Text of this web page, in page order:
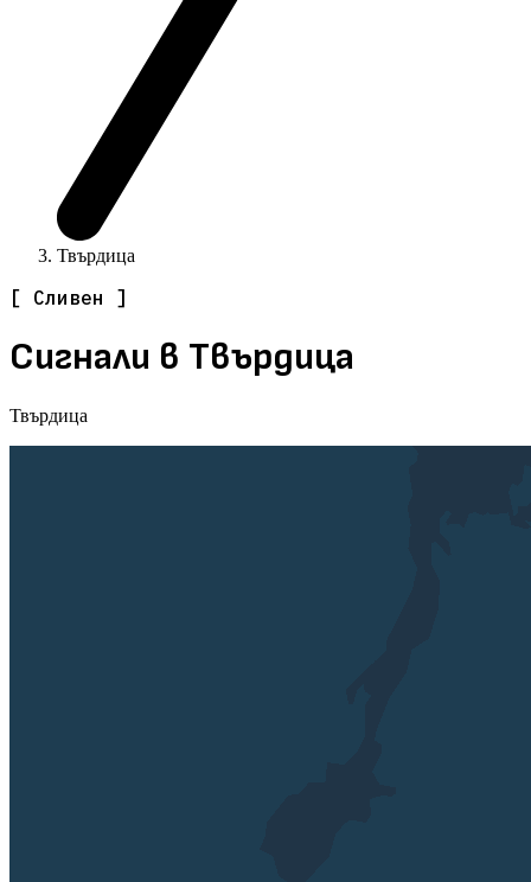
Твърдица
[ Сливен ]
Сигнали в Твърдица
Твърдица